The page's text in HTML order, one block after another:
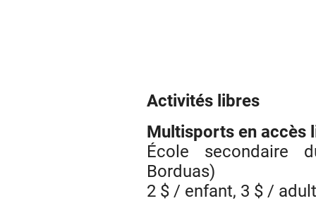
Activités libres
Multisports en accès
École secondaire
Borduas)
2 $ / enfant, 3 $ /